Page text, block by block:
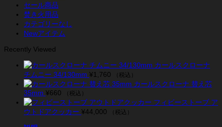
セール商品
焚き火用品
カテゴリーなし
Newアイテム
Recently Viewed
カールスクローナ
チムニー 34/130mm ¥1,760 （税込）
カールスクローナ 替え芯
35mm ¥660 （税込）
フィビーストーブ ア
ウトドアクッカー ¥44,000 （税込）